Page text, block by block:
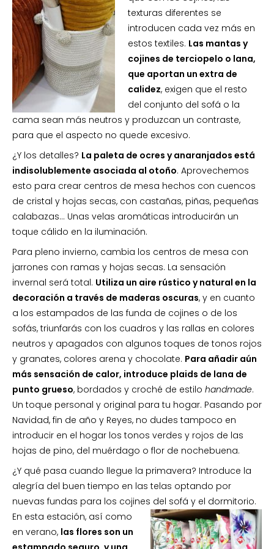
texturas diferentes se
introducen cada vez más en
estos textiles. Las mantas y
cojines de terciopelo o lana,
que aportan un extra de
calidez, exigen que el resto
del conjunto del sofá o la
cama sean más neutros y produzcan un contraste,
para que el aspecto no quede excesivo.
¿Y los detalles? La paleta de ocres y anaranjados está
indisolublemente asociada al otoño. Aprovechemos
esto para crear centros de mesa hechos con cuencos
de cristal y hojas secas, con castañas, piñas, pequeñas
calabazas… Unas velas aromáticas introducirán un
toque cálido en la iluminación.
Para pleno invierno, cambia los centros de mesa con
jarrones con ramas y hojas secas. La sensación
invernal será total. Utiliza un aire rústico y natural en la
decoración a través de maderas oscuras, y en cuanto
a los estampados de las funda de cojines o de los
sofás, triunfarás con los cuadros y las rallas en colores
neutros y apagados con algunos toques de tonos rojos
y granates, colores arena y chocolate. Para añadir aún
más sensación de calor, introduce plaids de lana de
punto grueso, bordados y croché de estilo handmade.
Un toque personal y original para tu hogar. Pasando por
Navidad, fin de año y Reyes, no dudes tampoco en
introducir en el hogar los tonos verdes y rojos de las
hojas de pino, del muérdago o flor de nochebuena.
¿Y qué pasa cuando llegue la primavera? Introduce la
alegría del buen tiempo en las telas optando por
nuevas fundas para los cojines del sofá y el dormitorio.
En esta estación, así como
en verano, las flores son un